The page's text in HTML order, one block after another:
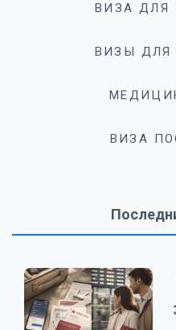
ВИЗА ДЛЯ
ВИЗЫ ДЛЯ
ВИЗА